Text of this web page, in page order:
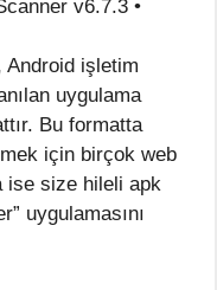
Android işletim
uygulama
Bu formatta
için birçok web
ise size hileli apk
uygulamasını